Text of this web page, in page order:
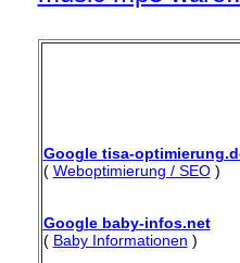
Google tisa-
( Weboptimierung / SEO)
Google baby-infos.net
( Baby Informationen )